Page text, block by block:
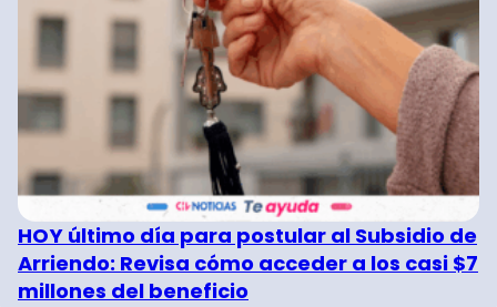
HOY último día para postular al Subsidio de
Arriendo: Revisa cómo acceder a los casi $7
millones del beneficio